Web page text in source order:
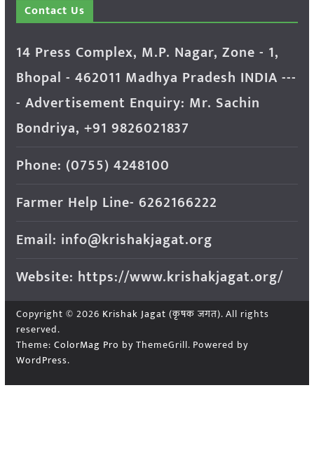
Contact Us
14 Press Complex, M.P. Nagar, Zone - 1,
Bhopal - 462011 Madhya Pradesh INDIA ---
- Advertisement Enquiry: Mr. Sachin
Bondriya, +91 9826021837
Phone: (0755) 4248100
Farmer Help Line- 6262166222
Email: info@krishakjagat.org
Website: https://www.krishakjagat.org/
Copyright © 2026 Krishak Jagat (कृषक जगत). All rights
reserved.
Theme: ColorMag Pro by ThemeGrill. Powered by
WordPress.